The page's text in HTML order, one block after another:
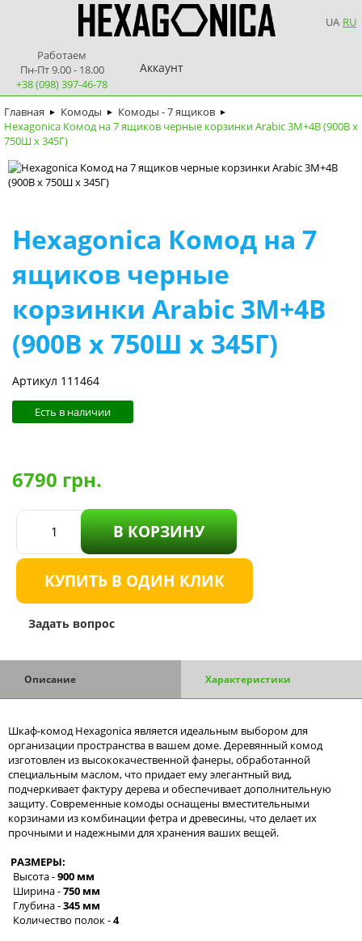
UA RU
Работаем
Пн-Пт 9.00 - 18.00
+38 (098) 397-46-78
Аккаунт
Главная ► Комоды ► Комоды - 7 ящиков ►
Hexagonica Комод на 7 ящиков черные корзинки Arabic 3М+4В (900В х
750Ш х 345Г)
Hexagonica Комод на 7
ящиков черные
корзинки Arabic 3М+4В
(900В х 750Ш х 345Г)
Артикул 111464
Есть в наличии
6790 грн.
В КОРЗИНУ
КУПИТЬ В ОДИН КЛИК
Задать вопрос
Описание Характеристики
Шкаф-комод Hexagonica является идеальным выбором для
организации пространства в вашем доме. Деревянный комод
изготовлен из высококачественной фанеры, обработанной
специальным маслом, что придает ему элегантный вид,
подчеркивает фактуру дерева и обеспечивает дополнительную
защиту. Современные комоды оснащены вместительными
корзинами из комбинации фетра и древесины, что делает их
прочными и надежными для хранения ваших вещей.
РАЗМЕРЫ:
Высота -900 мм
Ширина -750 мм
Глубина -345 мм
Количество полок -4